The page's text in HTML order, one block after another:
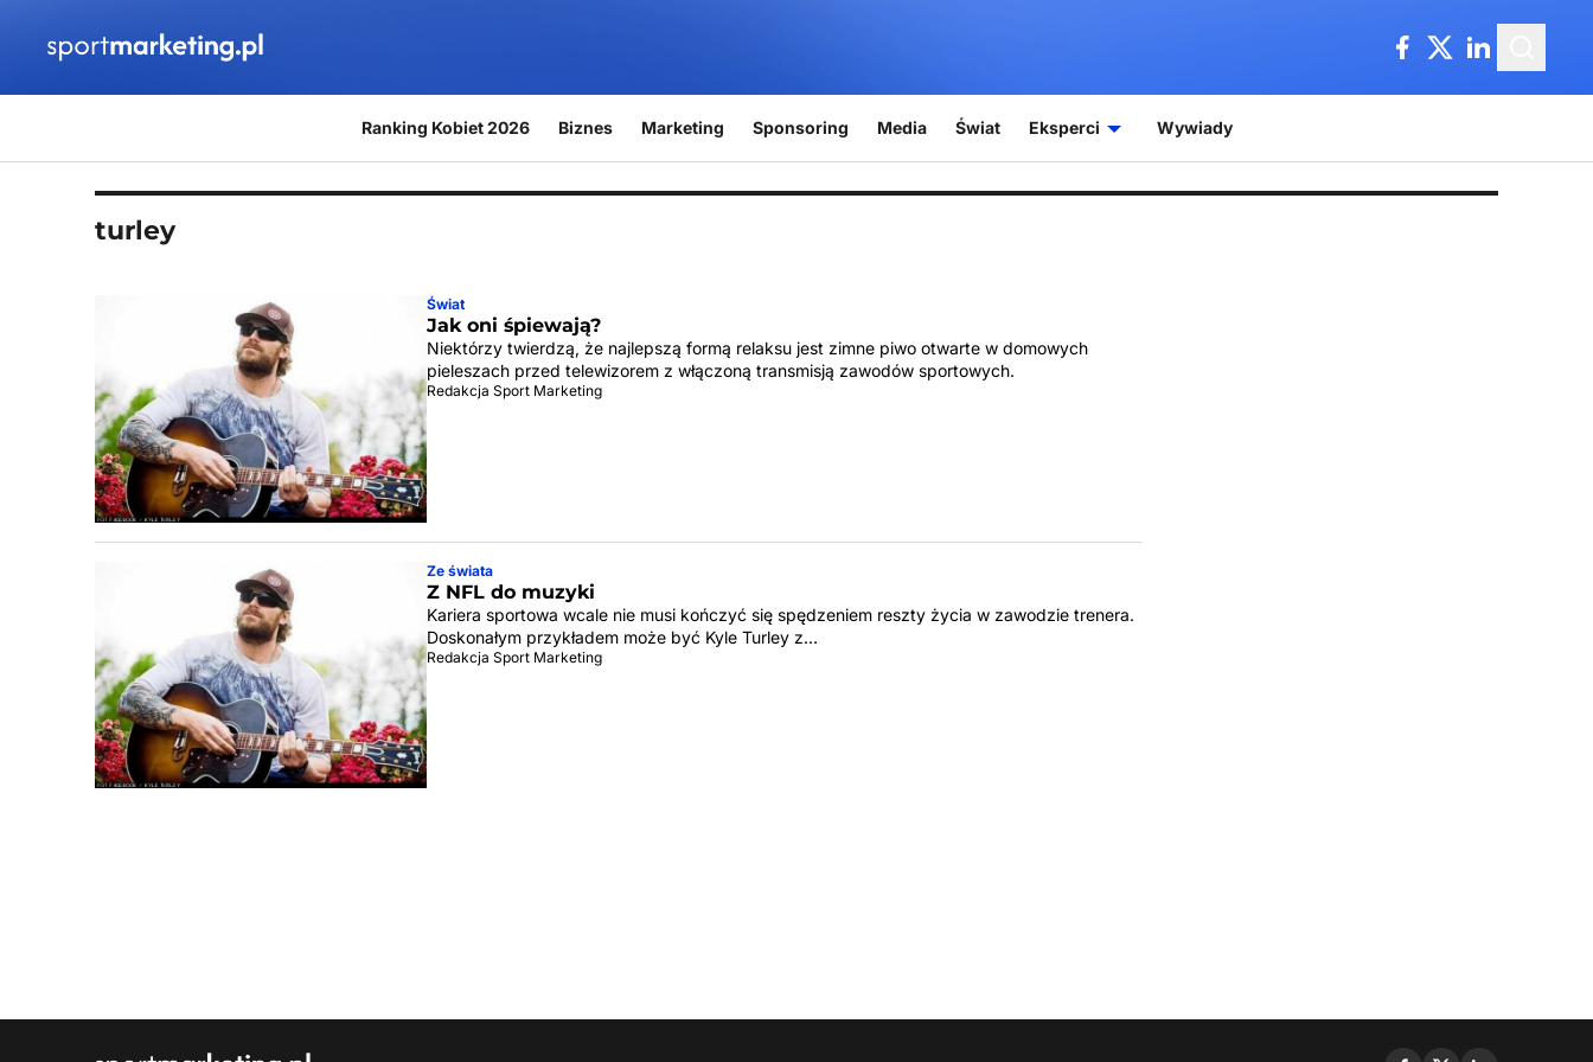
Ranking Kobiet 2026 Biznes Marketing Sponsoring Media Świat Eksperci Wywiady
turley
Świat
Jak oni śpiewają?
Niektórzy twierdzą, że najlepszą formą relaksu jest zimne piwo otwarte w domowych
pieleszach przed telewizorem z włączoną transmisją zawodów sportowych.
Redakcja Sport Marketing
Ze świata
Z NFL do muzyki
Kariera sportowa wcale nie musi kończyć się spędzeniem reszty życia w zawodzie trenera.
Doskonałym przykładem może być Kyle Turley z…
Redakcja Sport Marketing